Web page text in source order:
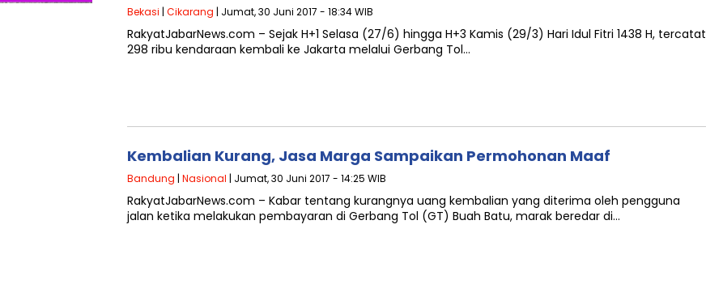
Bekasi | Cikarang | Jumat, 30 Juni 2017 - 18:34 WIB
RakyatJabarNews.com – Sejak H+1 Selasa (27/6) hingga H+3 Kamis (29/3) Hari Idul Fitri 1438 H, tercatat
298 ribu kendaraan kembali ke Jakarta melalui Gerbang Tol…
Kembalian Kurang, Jasa Marga Sampaikan Permohonan Maaf
Bandung | Nasional | Jumat, 30 Juni 2017 - 14:25 WIB
RakyatJabarNews.com – Kabar tentang kurangnya uang kembalian yang diterima oleh pengguna
jalan ketika melakukan pembayaran di Gerbang Tol (GT) Buah Batu, marak beredar di…